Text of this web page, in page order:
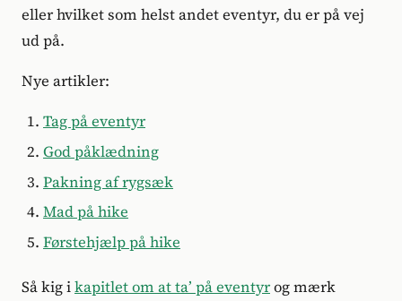
eller hvilket som helst andet eventyr, du er på vej
ud på.
Nye artikler:
Tag på eventyr
God påklædning
Pakning af rygsæk
Mad på hike
Førstehjælp på hike
Så kig ikapitlet om at ta’ på eventyrog mærk